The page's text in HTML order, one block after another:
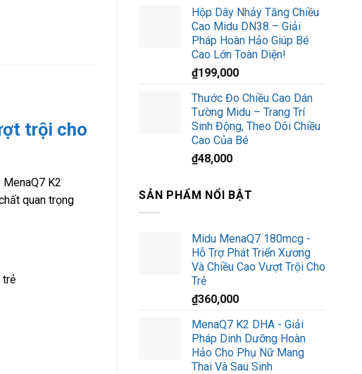
Hộp Dây Nhảy Tăng Chiều
Cao Midu DN38 – Giải
Pháp Hoàn Hảo Giúp Bé
Cao Lớn Toàn Diện!
₫199,000
Thước Đo Chiều Cao Dán
Tường Midu – Trang Trí
Sinh Động, Theo Dõi Chiều
Cao Của Bé
₫48,000
SẢN PHẨM NỔI BẬT
Midu MenaQ7 180mcg -
Hỗ Trợ Phát Triển Xương
Và Chiều Cao Vượt Trội Cho
Trẻ
₫360,000
MenaQ7 K2 DHA - Giải
Pháp Dinh Dưỡng Hoàn
Hảo Cho Phụ Nữ Mang
Thai Và Sau Sinh
trội cho
K2
quan trọng
trẻ